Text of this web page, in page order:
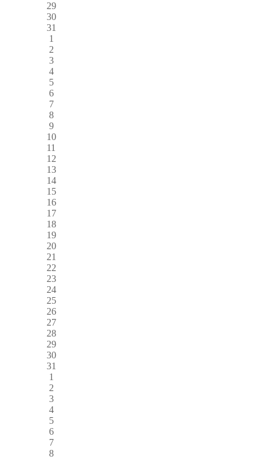
29
30
31
1
2
3
4
5
6
7
8
9
10
11
12
13
14
15
16
17
18
19
20
21
22
23
24
25
26
27
28
29
30
31
1
2
3
4
5
6
7
8